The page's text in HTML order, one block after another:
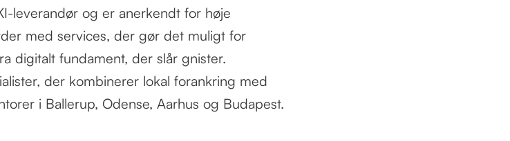
leverandør og er anerkendt for høje
med services, der gør det muligt for
digitalt fundament, der slår gnister.
der kombinerer lokal forankring med
i Ballerup, Odense, Aarhus og Budapest.